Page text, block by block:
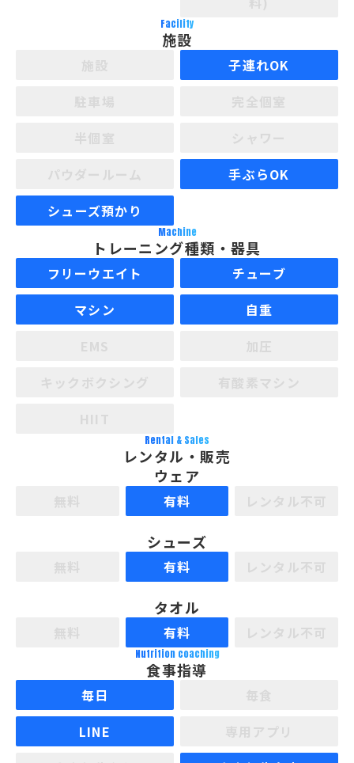
Facility
施設
子連れOK
手ぶらOK
シューズ預かり
Machine
トレーニング種類・器具
フリーウエイト
チューブ
マシン
自重
Rental & Sales
レンタル・販売
ウェア
有料
シューズ
有料
タオル
有料
Nutrition coaching
食事指導
毎日
LINE